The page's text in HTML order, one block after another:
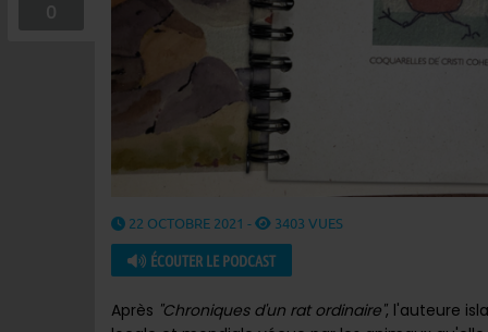
0
22 OCTOBRE 2021 - 3403 VUES
ÉCOUTER LE PODCAST
Après "Chroniques d'un rat ordinaire", l'auteure